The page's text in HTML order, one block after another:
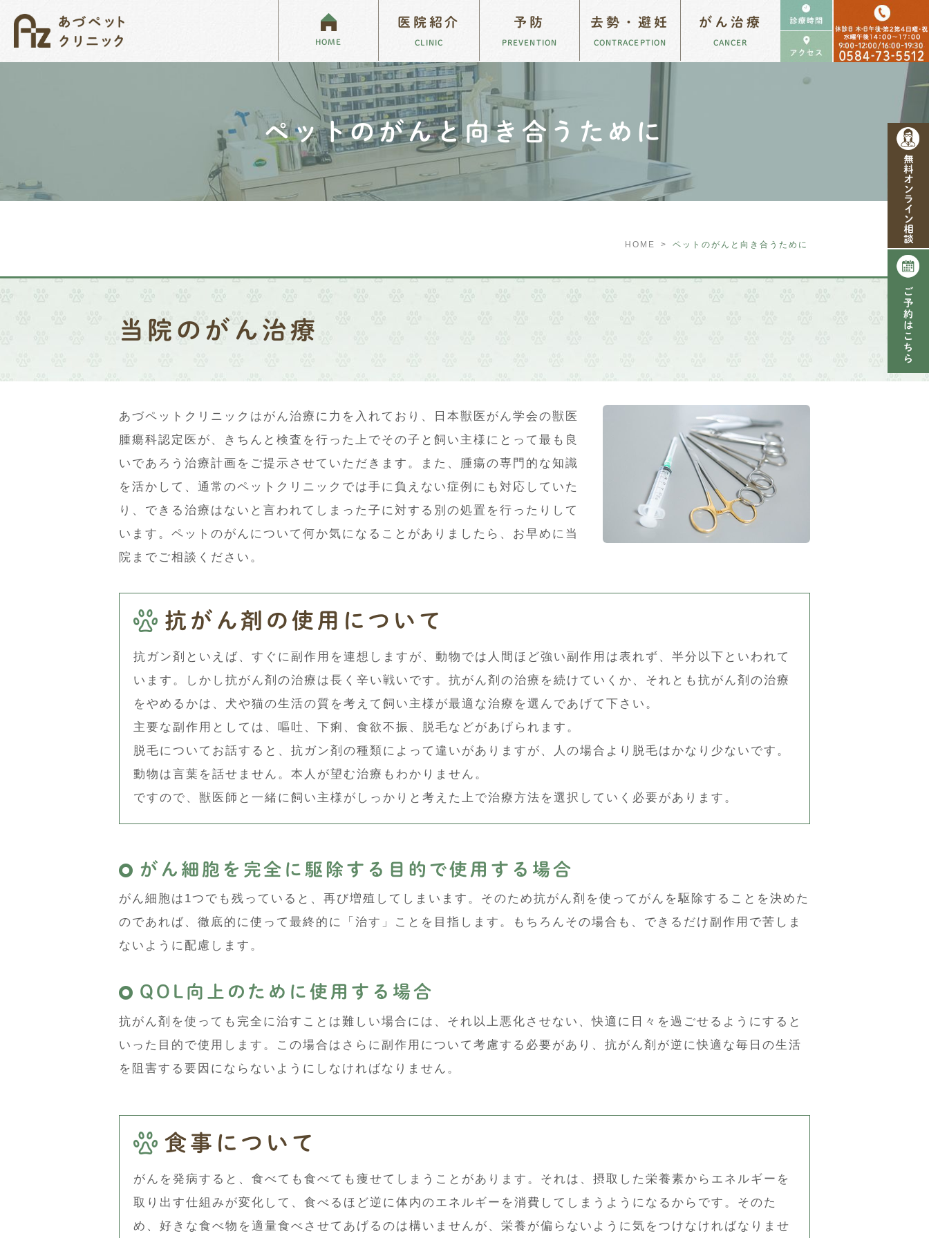
HOME
医院紹介
CLINIC
院長紹介 院長ブログ スタッフブログ 求人案内
予防
PREVENTION
去勢・避妊
CONTRACEPTION
がん治療
CANCER
無料オンライン相談 ペットもがんになる ペットのがんと向き合うために
ペットのがんと向き合うために
HOME > ペットのがんと向き合うために
当院のがん治療
あづペットクリニックはがん治療に力を入れており、日本獣医がん学会の獣医
腫瘍科認定医が、きちんと検査を行った上でその子と飼い主様にとって最も良
いであろう治療計画をご提示させていただきます。また、腫瘍の専門的な知識
を活かして、通常のペットクリニックでは手に負えない症例にも対応していた
り、できる治療はないと言われてしまった子に対する別の処置を行ったりして
います。ペットのがんについて何か気になることがありましたら、お早めに当
院までご相談ください。
抗がん剤の使用について
抗ガン剤といえば、すぐに副作用を連想しますが、動物では人間ほど強い副作用は表れず、半分以下といわれて
います。しかし抗がん剤の治療は長く辛い戦いです。抗がん剤の治療を続けていくか、それとも抗がん剤の治療
をやめるかは、犬や猫の生活の質を考えて飼い主様が最適な治療を選んであげて下さい。
主要な副作用としては、嘔吐、下痢、食欲不振、脱毛などがあげられます。
脱毛についてお話すると、抗ガン剤の種類によって違いがありますが、人の場合より脱毛はかなり少ないです。
動物は言葉を話せません。本人が望む治療もわかりません。
ですので、獣医師と一緒に飼い主様がしっかりと考えた上で治療方法を選択していく必要があります。
がん細胞を完全に駆除する目的で使用する場合
がん細胞は1つでも残っていると、再び増殖してしまいます。そのため抗がん剤を使ってがんを駆除することを決めた
のであれば、徹底的に使って最終的に「治す」ことを目指します。もちろんその場合も、できるだけ副作用で苦しま
ないように配慮します。
QOL向上のために使用する場合
抗がん剤を使っても完全に治すことは難しい場合には、それ以上悪化させない、快適に日々を過ごせるようにすると
いった目的で使用します。この場合はさらに副作用について考慮する必要があり、抗がん剤が逆に快適な毎日の生活
を阻害する要因にならないようにしなければなりません。
食事について
がんを発病すると、食べても食べても痩せてしまうことがあります。それは、摂取した栄養素からエネルギーを
取り出す仕組みが変化して、食べるほど逆に体内のエネルギーを消費してしまうようになるからです。そのた
め、好きな食べ物を適量食べさせてあげるのは構いませんが、栄養が偏らないように気をつけなければなりませ